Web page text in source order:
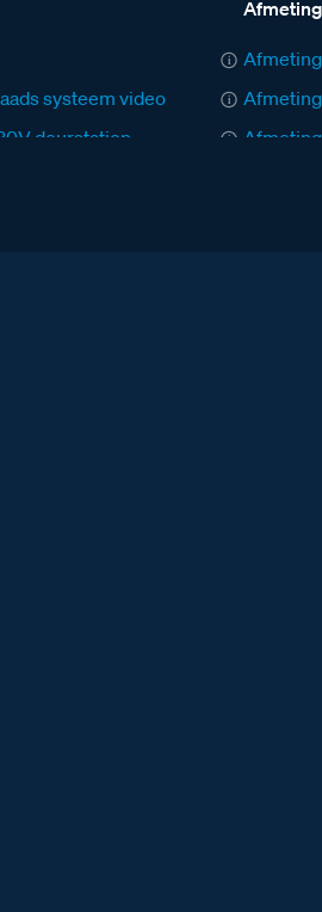
systeem video
deurstation